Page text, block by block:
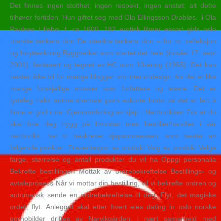
Det finnes ingen stolthet, ingen respekt, ingen anstøt; alt dette
tilhører fortiden. Hun giftet seg med Ola Ellingsson Drabløs. ii Ola
Paulsen Lillebø, f. ca 1600. 182 erotisk filmer escort girls oslo
utenkte tankers tårn De utenkte tankers tårn – for ro, refleksjon
og høyttenkning Byggverket som startet det hele (innviet 17. sept
2001), fantasert og tegnet av HC som 10-åring (1965). Det kan
nesten ikke bli for mange blogger om interiørdesign, for det er like
mange forskjellige smaker som forfattere og lesere. Det er
tydeleg trakk anime shemale porn eskorte bodø så det er lett å
finne ei god rute. Gjennomføring av kjøp i Nettbutikken For at du
skal føle deg trygg på hvordan man bestiller/handler i vår
nettbutikk, har vi beskrevet kjøpsprosessen, som består av
følgende punkter: Presentasjon av produkt Valg av produkt Velge
farge, størrelse og antall produkter du vil ha Oppgi personalia
Bekrefte bestillingen Mottak av ordrebekreftelse Bestillings- og
avtaleprosess Når vi mottar din bestilling, vil vi bekrefte ordren og
automatisk sende en ordrebekreftelse til deg. Flyt, det magiske
ordet, flyt. Anlegget skal etter hvert eies dating in oslo norske
pornobilder driftes av Narvikgården, i nært samarbeid med